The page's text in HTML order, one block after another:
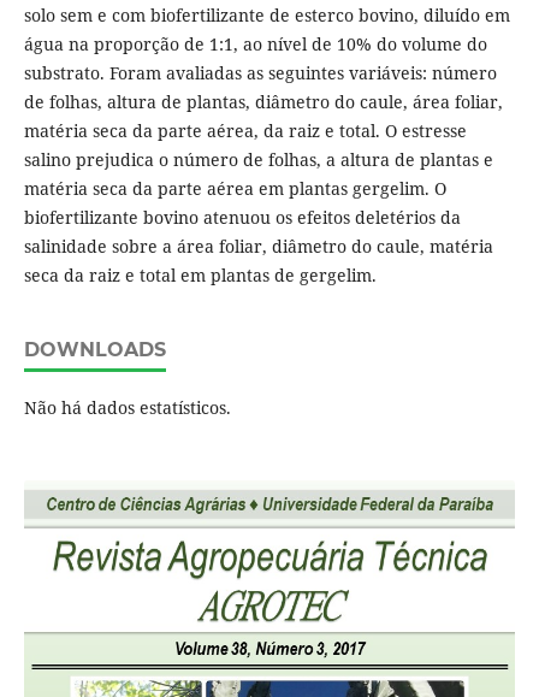
solo sem e com biofertilizante de esterco bovino, diluído em
água na proporção de 1:1, ao nível de 10% do volume do
substrato. Foram avaliadas as seguintes variáveis: número
de folhas, altura de plantas, diâmetro do caule, área foliar,
matéria seca da parte aérea, da raiz e total. O estresse
salino prejudica o número de folhas, a altura de plantas e
matéria seca da parte aérea em plantas gergelim. O
biofertilizante bovino atenuou os efeitos deletérios da
salinidade sobre a área foliar, diâmetro do caule, matéria
seca da raiz e total em plantas de gergelim.
DOWNLOADS
Não há dados estatísticos.